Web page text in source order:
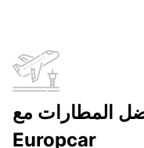
المطارات مع
Europcar